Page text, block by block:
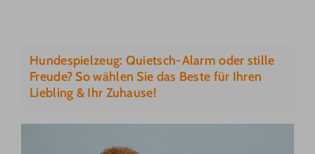
Hundespielzeug: Quietsch-Alarm oder stille
Freude? So wählen Sie das Beste für Ihren
Liebling & Ihr Zuhause!